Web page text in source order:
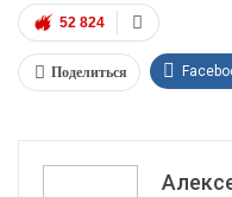
52 824
Поделиться